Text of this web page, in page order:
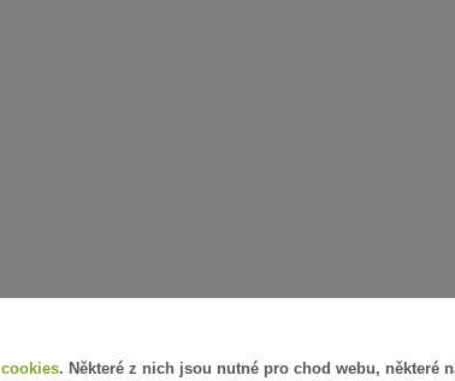
cookies. Některé z nich jsou nutné pro chod webu, některé